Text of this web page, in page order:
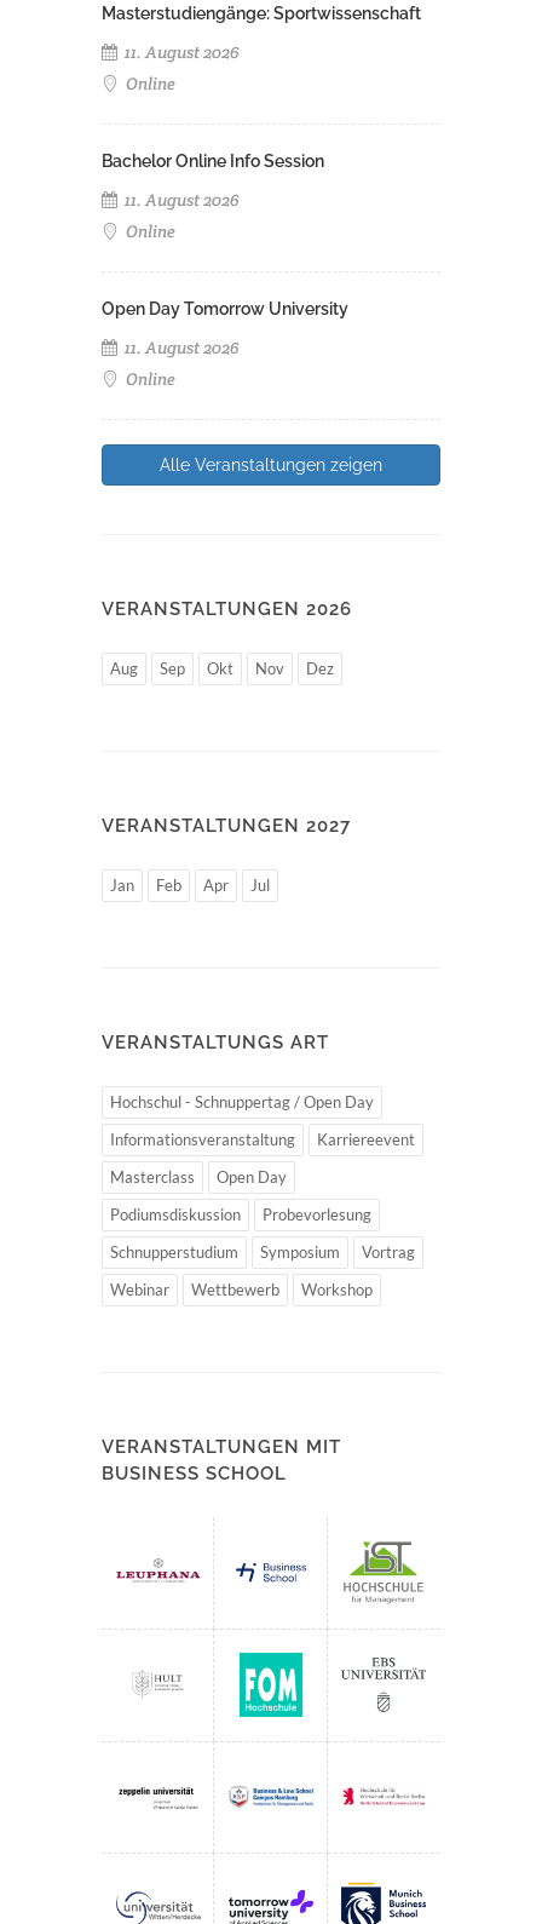
Masterstudiengänge: Sportwissenschaft
11. August 2026
Online
Bachelor Online Info Session
11. August 2026
Online
Open Day Tomorrow University
11. August 2026
Online
Alle Veranstaltungen zeigen
VERANSTALTUNGEN 2026
Aug Sep Okt Nov Dez
VERANSTALTUNGEN 2027
Jan Feb Apr Jul
VERANSTALTUNGS ART
Hochschul - Schnuppertag / Open Day
Informationsveranstaltung
Karriereevent
Masterclass
Open Day
Podiumsdiskussion
Probevorlesung
Schnupperstudium
Symposium
Vortrag
Webinar
Wettbewerb Workshop
VERANSTALTUNGEN MIT
BUSINESS SCHOOL